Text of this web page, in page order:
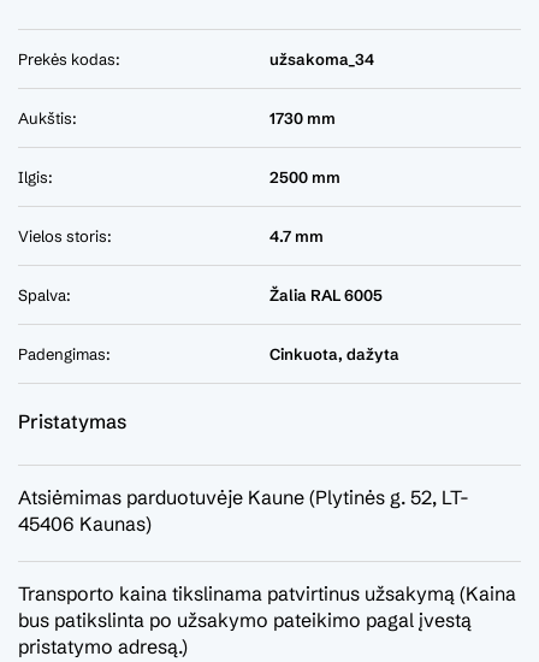
Prekės kodas: užsakoma_34
Aukštis: 1730 mm
Ilgis: 2500 mm
Vielos storis: 4.7 mm
Spalva: Žalia RAL 6005
Padengimas: Cinkuota, dažyta
Pristatymas
Atsiėmimas parduotuvėje Kaune (Plytinės g. 52, LT-
45406 Kaunas)
Transporto kaina tikslinama patvirtinus užsakymą (Kaina
bus patikslinta po užsakymo pateikimo pagal įvestą
pristatymo adresą.)